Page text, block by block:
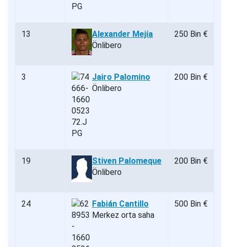
13
Alexander Mejía
Önlibero
250 Bin €
3
Jairo Palomino
Önlibero
200 Bin €
19
Stiven Palomeque
Önlibero
200 Bin €
24
Fabián Cantillo
Merkez orta saha
500 Bin €